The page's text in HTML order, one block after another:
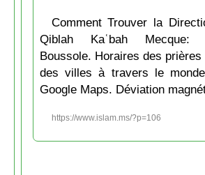
Comment Trouver la
Qiblah Kaʿbah Mecque:
Boussole. Horaires des prières
des villes à travers le
Google Maps. Déviation
https://www.islam.ms/?p=106